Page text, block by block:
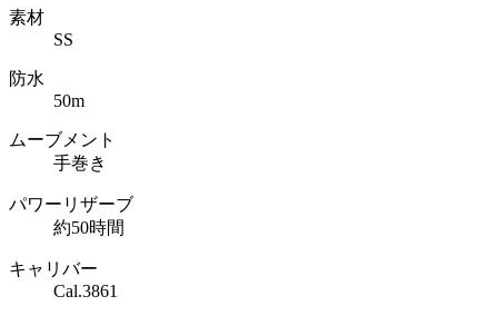
素材
SS
防水
50m
ムーブメント
手巻き
パワーリザーブ
約50時間
キャリバー
Cal.3861